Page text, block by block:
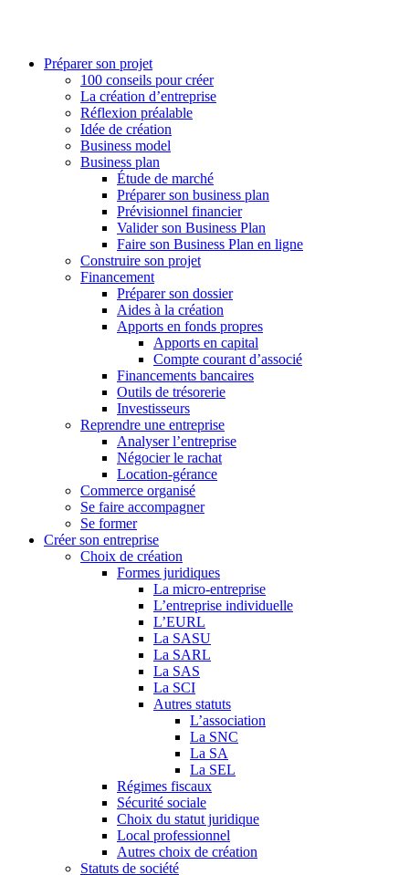
Préparer son projet
100 conseils pour créer
La création d’entreprise
Réflexion préalable
Idée de création
Business model
Business plan
Étude de marché
Préparer son business plan
Prévisionnel financier
Valider son Business Plan
Faire son Business Plan en ligne
Construire son projet
Financement
Préparer son dossier
Aides à la création
Apports en fonds propres
Apports en capital
Compte courant d’associé
Financements bancaires
Outils de trésorerie
Investisseurs
Reprendre une entreprise
Analyser l’entreprise
Négocier le rachat
Location-gérance
Commerce organisé
Se faire accompagner
Se former
Créer son entreprise
Choix de création
Formes juridiques
La micro-entreprise
L’entreprise individuelle
L’EURL
La SASU
La SARL
La SAS
La SCI
Autres statuts
L’association
La SNC
La SA
La SEL
Régimes fiscaux
Sécurité sociale
Choix du statut juridique
Local professionnel
Autres choix de création
Statuts de société